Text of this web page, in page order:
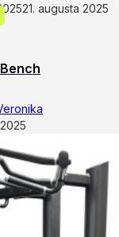
21. augusta 2025